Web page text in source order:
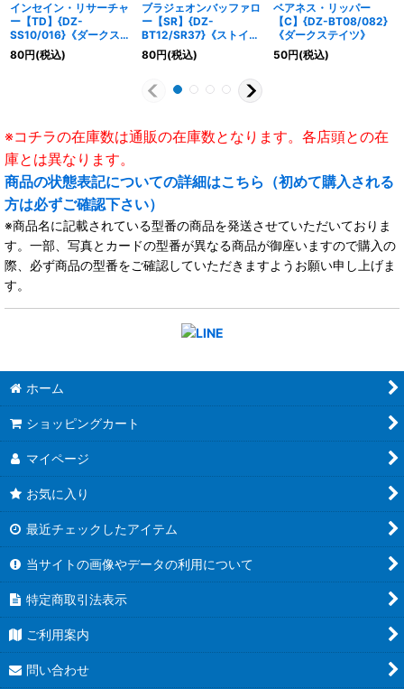
インセイン・リサーチャ
ー【TD】{DZ-
SS10/016}《ダークステ
イツ》
80円(税込)
ブラジェオンバッファロ
ー【SR】{DZ-
BT12/SR37}《ストイケ
イア》
80円(税込)
ベアネス・リッパー
【C】{DZ-BT08/082}
《ダークステイツ》
50円(税込)
※コチラの在庫数は通販の在庫数となります。各店頭との在
庫とは異なります。
商品の状態表記についての詳細はこちら（初めて購入される
方は必ずご確認下さい）
※商品名に記載されている型番の商品を発送させていただいておりま
す。一部、写真とカードの型番が異なる商品が御座いますので購入の
際、必ず商品の型番をご確認していただきますようお願い申し上げま
す。
ホーム
ショッピングカート
マイページ
お気に入り
最近チェックしたアイテム
当サイトの画像やデータの利用について
特定商取引法表示
ご利用案内
問い合わせ